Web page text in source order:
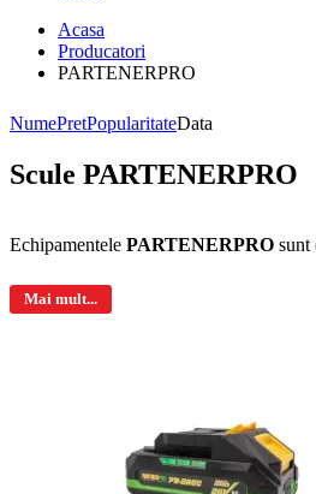
Acasa
Producatori
PARTENERPRO
NumePretPopularitateData
Scule PARTENERPRO
Echipamentele PARTENERPRO sunt
Mai mult...